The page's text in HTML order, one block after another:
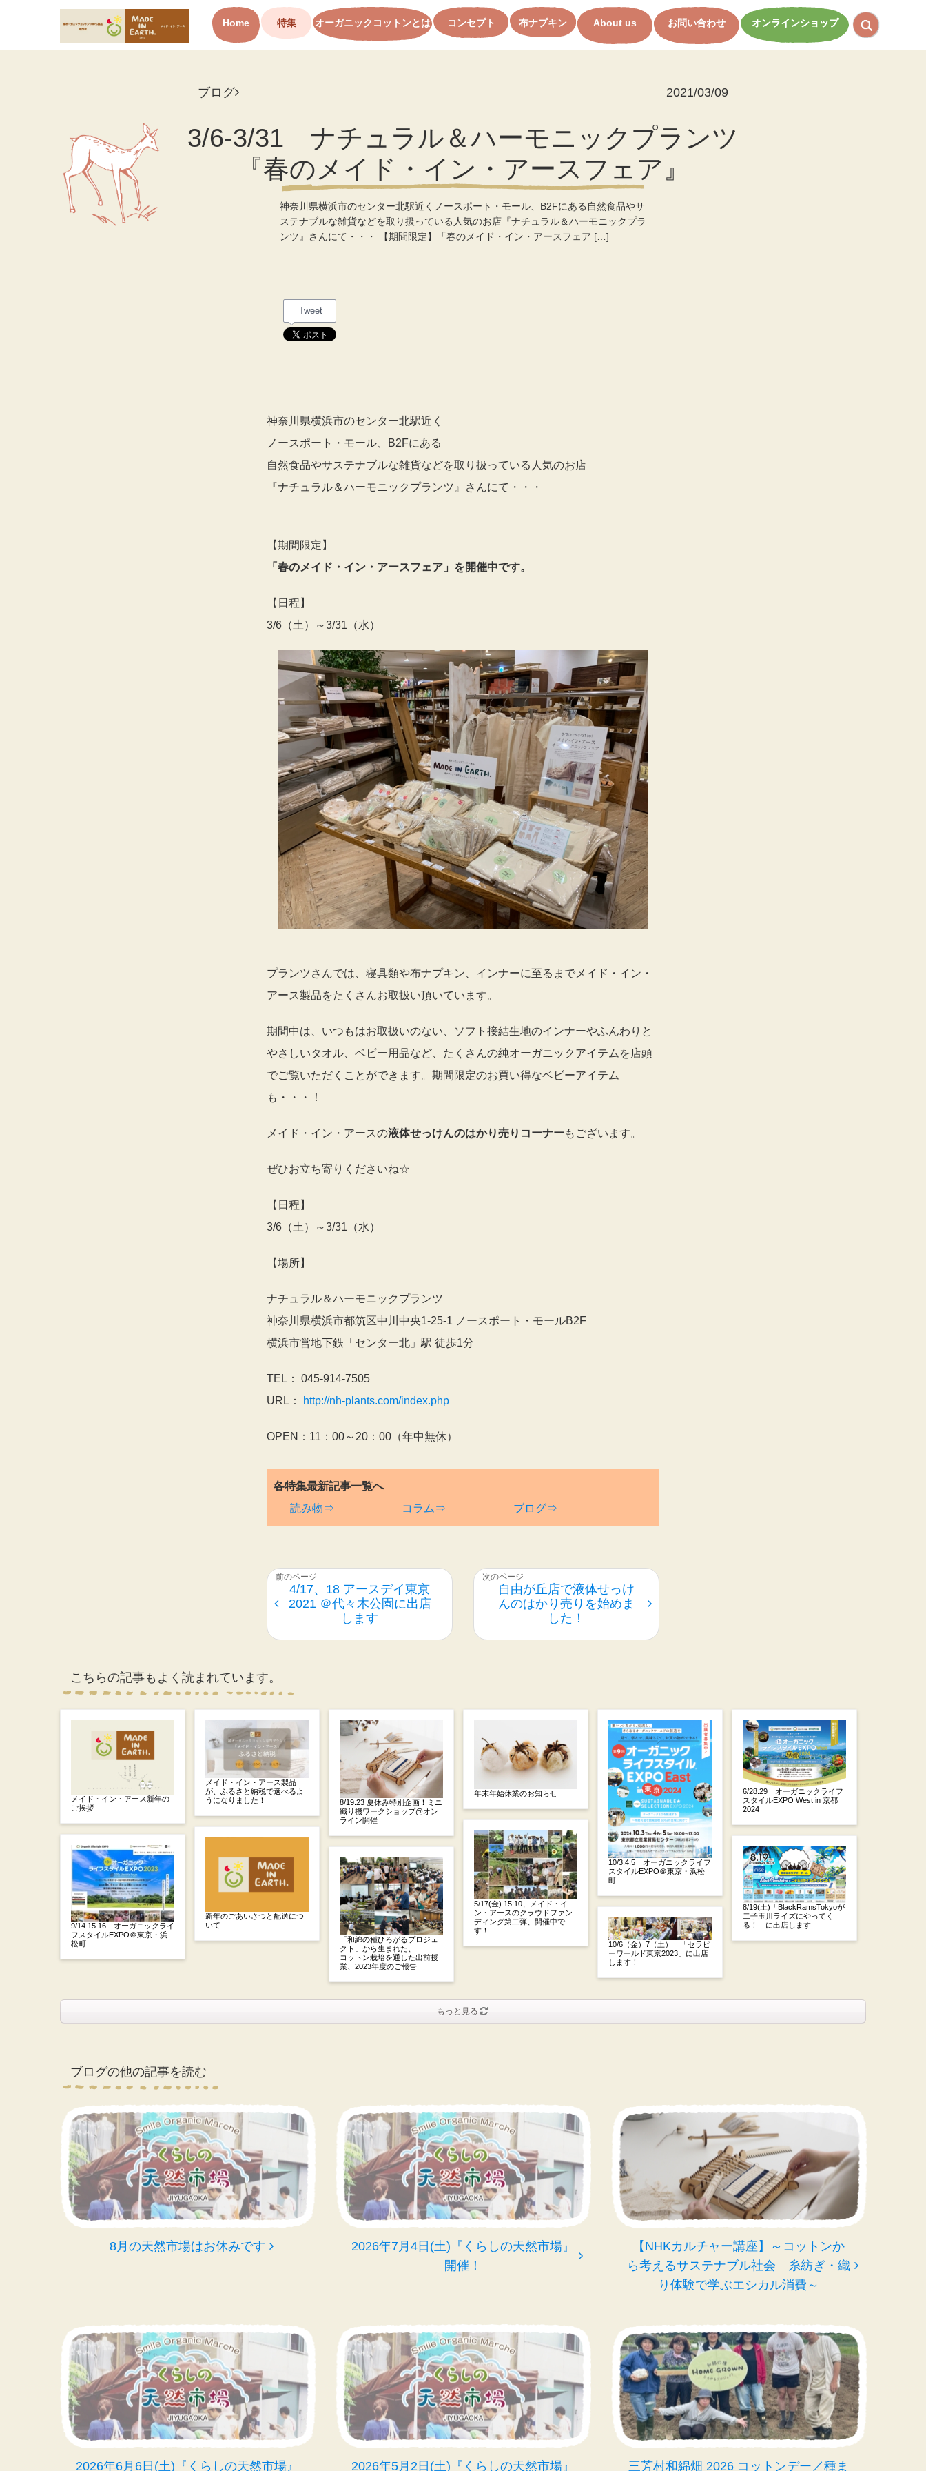
オーガニックコットン製品と
Home 特集 オーガニックコットンとは コンセプト 布ナプキン About us お問い合わせ オンラインショップ
ブログ 2021/03/09
3/6-3/31 ナチュラル＆ハーモニックプランツ
『春のメイド・イン・アースフェア』
神奈川県横浜市のセンター北駅近くノースポート・モール、B2Fにある自然食品やサ
ステナブルな雑貨などを取り扱っている人気のお店『ナチュラル＆ハーモニックプラ
ンツ』さんにて・・・ 【期間限定】「春のメイド・イン・アースフェア […]
Tweet
神奈川県横浜市のセンター北駅近く
ノースポート・モール、B2Fにある
自然食品やサステナブルな雑貨などを取り扱っている人気のお店
『ナチュラル＆ハーモニックプランツ』さんにて・・・
【期間限定】
「春のメイド・イン・アースフェア」を開催中です。
【日程】
3/6（土）～3/31（水）
プランツさんでは、寝具類や布ナプキン、インナーに至るまでメイド・イン・
アース製品をたくさんお取扱い頂いています。
期間中は、いつもはお取扱いのない、ソフト接結生地のインナーやふんわりと
やさしいタオル、ベビー用品など、たくさんの純オーガニックアイテムを店頭
でご覧いただくことができます。期間限定のお買い得なベビーアイテム
も・・・！
メイド・イン・アースの液体せっけんのはかり売りコーナーもございます。
ぜひお立ち寄りくださいね☆
【日程】
3/6（土）～3/31（水）
【場所】
ナチュラル＆ハーモニックプランツ
神奈川県横浜市都筑区中川中央1-25-1 ノースポート・モールB2F
横浜市営地下鉄「センター北」駅 徒歩1分
TEL： 045-914-7505
URL：
http://nh-plants.com/index.php
OPEN：11：00～20：00（年中無休）
各特集最新記事一覧へ
読み物⇒
コラム⇒ ブログ⇒
4/17、18 アースデイ東京
2021 ＠代々木公園に出店
します
自由が丘店で液体せっけ
んのはかり売りを始めま
した！
こちらの記事もよく読まれています。
メイド・イン・アース新年の
ご挨拶
9/14.15.16 オーガニックライ
フスタイルEXPO＠東京・浜
松町
メイド・イン・アース製品
が、ふるさと納税で選べるよ
うになりました！
新年のごあいさつと配送につ
いて
8/19.23 夏休み特別企画！ミニ
織り機ワークショップ@オン
ライン開催
「和綿の種ひろがるプロジェ
クト」から生まれた、
コットン栽培を通した出前授
業、2023年度のご報告
年末年始休業のお知らせ
5/17(金) 15:10、メイド・イ
ン・アースのクラウドファン
ディング第二弾、開催中で
す！
10/3.4.5 オーガニックライフ
スタイルEXPO＠東京・浜松
町
10/6（金）7（土） 「セラピ
ーワールド東京2023」に出店
します！
6/28.29 オーガニックライフ
スタイルEXPO West in 京都
2024
8/19(土)「BlackRamsTokyoが
二子玉川ライズにやってく
る！」に出店します
もっと見る
ブログの他の記事を読む
8月の天然市場はお休みです
2026年7月4日(土)『くらしの天然市場』
開催！
【NHKカルチャー講座】～コットンか
ら考えるサステナブル社会 糸紡ぎ・織
り体験で学ぶエシカル消費～
2026年6月6日(土)『くらしの天然市場』 2026年5月2日(土)『くらしの天然市場』 三芳村和綿畑 2026 コットンデー／種ま